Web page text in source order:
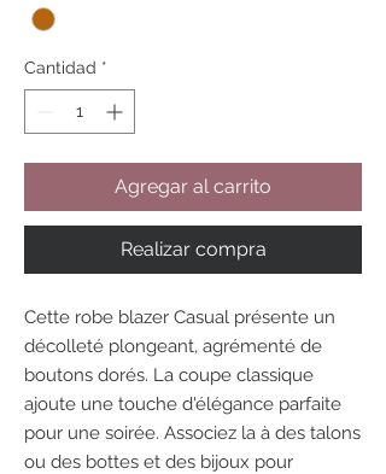
Cantidad *
Agregar al carrito
Realizar compra
Cette robe blazer Casual présente un
décolleté plongeant, agrémenté de
boutons dorés. La coupe classique
ajoute une touche d'élégance parfaite
pour une soirée. Associez la à des talons
ou des bottes et des bijoux pour